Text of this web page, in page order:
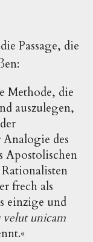
Passage, die
Methode, die
auszulegen,
des
Apostolischen
frech als
einzige und
unicam
«